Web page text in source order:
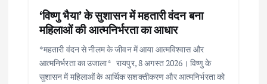
‘विष्णु भैया’ के सुशासन में महतारी वंदन बना
महिलाओं की आत्मनिर्भरता का आधार
*महतारी वंदन से नीलम के जीवन में आया आत्मविश्वास और
आत्मनिर्भरता का उजाला* रायपुर, 8 अगस्त 2026। विष्णु के
सुशासन में महिलाओं के आर्थिक सशक्तीकरण और आत्मनिर्भरता को